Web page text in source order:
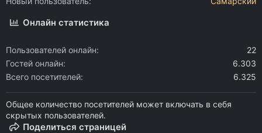
Онлайн статистика
Пользователей онлайн
22
Гостей онлайн
6.303
Всего посетителей
6.325
Общее количество посетителей может включать в себя
скрытых пользователей.
Поделиться страницей